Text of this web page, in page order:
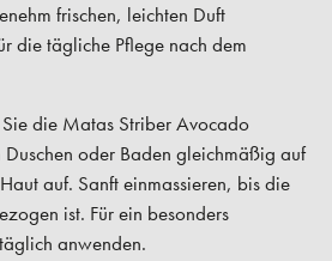
frischen, leichten Duft
die tägliche Pflege nach dem
Sie die Matas Striber Avocado
oder Baden gleichmäßig auf
auf. Sanft einmassieren, bis die
ist. Für ein besonders
anwenden.